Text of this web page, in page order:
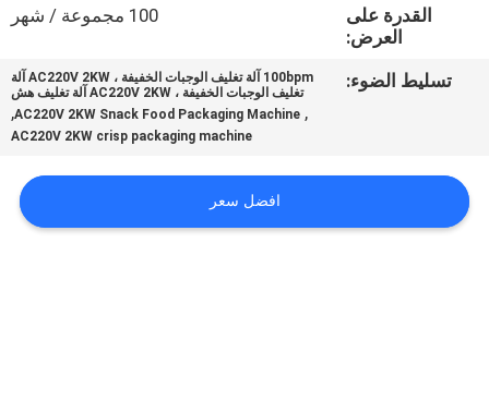
أخبار
حالات
اقتباس
القدرة على
العرض:
100 مجموعة / شهر
تسليط الضوء:
100bpm آلة تغليف الوجبات الخفيفة ، AC220V 2KW آلة
تغليف الوجبات الخفيفة ، AC220V 2KW آلة تغليف هش
,
AC220V 2KW Snack Food Packaging Machine
,
AC220V 2KW crisp packaging machine
افضل سعر